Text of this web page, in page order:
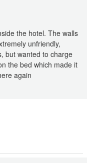
the hotel. The walls
unfriendly,
but wanted to charge
the bed which made it
again